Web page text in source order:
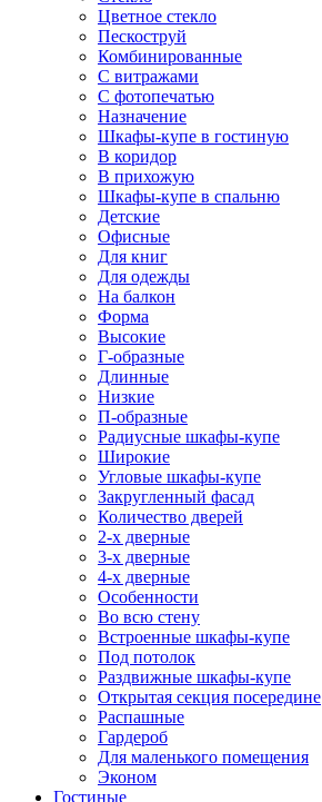
Цветное стекло
Пескоструй
Комбинированные
С витражами
С фотопечатью
Назначение
Шкафы-купе в гостиную
В коридор
В прихожую
Шкафы-купе в спальню
Детские
Офисные
Для книг
Для одежды
На балкон
Форма
Высокие
Г-образные
Длинные
Низкие
П-образные
Радиусные шкафы-купе
Широкие
Угловые шкафы-купе
Закругленный фасад
Количество дверей
2-х дверные
3-х дверные
4-х дверные
Особенности
Во всю стену
Встроенные шкафы-купе
Под потолок
Раздвижные шкафы-купе
Открытая секция посередине
Распашные
Гардероб
Для маленького помещения
Эконом
Гостиные